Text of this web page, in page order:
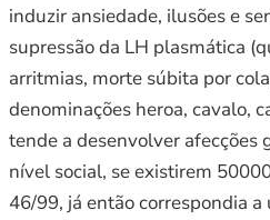
induzir ansiedade, ilusões e
supressão da LH plasmática
arritmias, morte súbita por
denominações heroa, cavalo,
tende a desenvolver afecções
nível social, se existirem
46/99, já então correspondia